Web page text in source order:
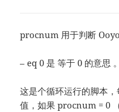
procnum 用于判断
– eq 0 是 等于 0 的意思 。
这是个循环运行的脚本
值，如果 procnum = 0